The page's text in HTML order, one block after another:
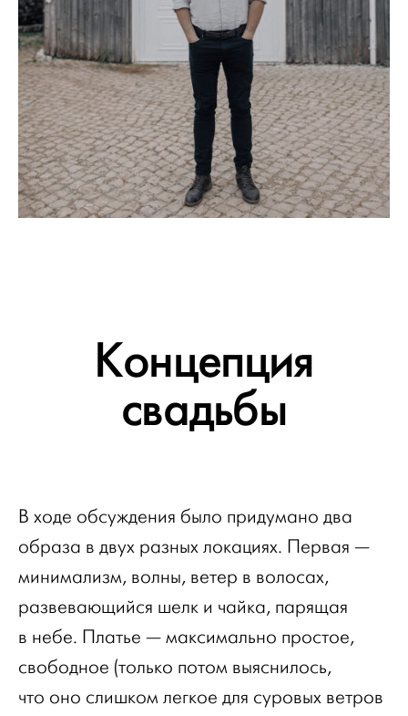
Концепция
свадьбы
В ходе обсуждения было придумано два
образа в двух разных локациях. Первая —
минимализм, волны, ветер в волосах,
развевающийся шелк и чайка, парящая
в небе. Платье — максимально простое,
свободное (только потом выяснилось,
что оно слишком легкое для суровых ветров